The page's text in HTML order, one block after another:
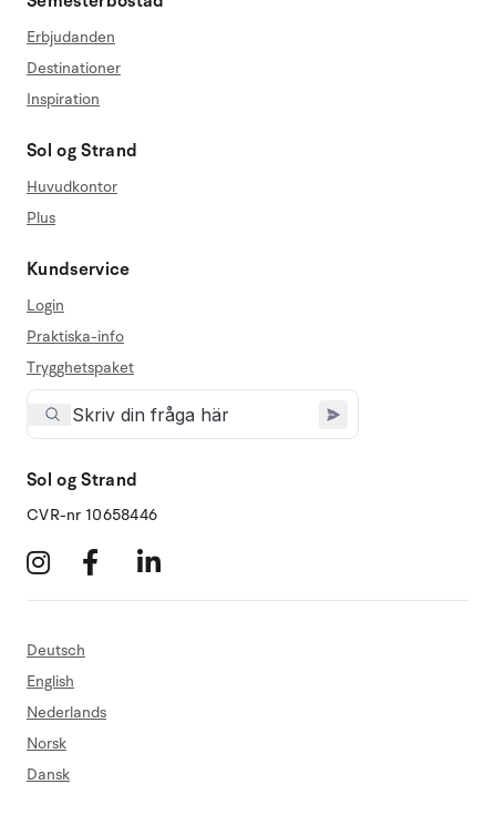
Erbjudanden
Destinationer
Inspiration
Sol og Strand
Huvudkontor
Plus
Kundservice
Login
Praktiska-info
Trygghetspaket
Sol og Strand
CVR-nr 10658446
Deutsch
English
Nederlands
Norsk
Dansk